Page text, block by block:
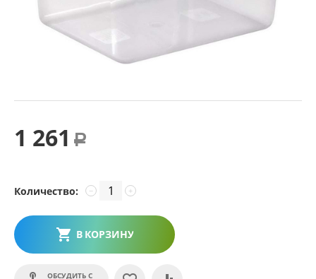
1 261 Р
Количество: +
−
В КОРЗИНУ
ОБСУДИТЬ С